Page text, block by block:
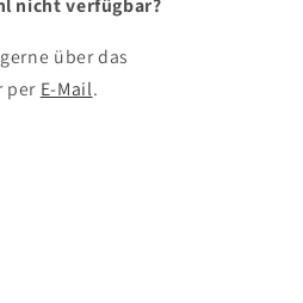
nicht verfügbar?
über das
per E-Mail.